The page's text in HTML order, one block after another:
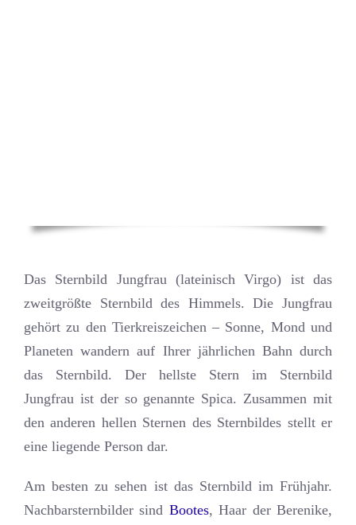
Das Sternbild Jungfrau (lateinisch Virgo) ist das
zweitgrößte Sternbild des Himmels. Die Jungfrau
gehört zu den Tierkreiszeichen – Sonne, Mond und
Planeten wandern auf Ihrer jährlichen Bahn durch
das Sternbild. Der hellste Stern im Sternbild
Jungfrau ist der so genannte Spica. Zusammen mit
den anderen hellen Sternen des Sternbildes stellt er
eine liegende Person dar.
Am besten zu sehen ist das Sternbild im Frühjahr.
Nachbarsternbilder sind Bootes, Haar der Berenike,